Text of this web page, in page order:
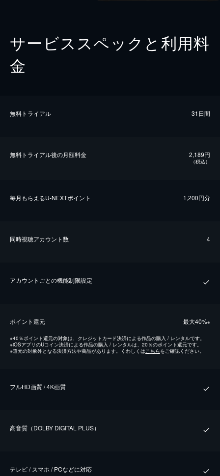
サービススペックと利用料
金
無料トライアル 31日間
無料トライアル後の⽉額料金 2,189円
（税込）
毎⽉もらえるU-NEXTポイント 1,200円分
同時視聴アカウント数 4
アカウントごとの機能制限設定
ポイント還元 最⼤40%※
※40％ポイント還元の対象は、クレジットカード決済による作品の購入 / レンタルです。
※iOSアプリのUコイン決済による作品の購入 / レンタルは、20％のポイント還元です。
※還元の対象外となる決済方法や商品があります。くわしくはこちらをご確認ください。
フルHD画質 / 4K画質
⾼⾳質（DOLBY DIGITAL PLUS）
テレビ / スマホ / PCなどに対応